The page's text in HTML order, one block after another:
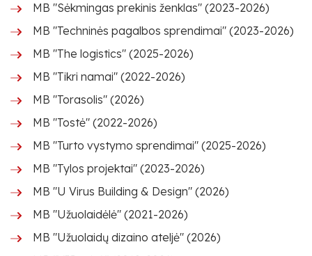
MB "Sėkmingas prekinis ženklas" (2023-2026)
MB "Techninės pagalbos sprendimai" (2023-2026)
MB "The logistics" (2025-2026)
MB "Tikri namai" (2022-2026)
MB "Torasolis" (2026)
MB "Tostė" (2022-2026)
MB "Turto vystymo sprendimai" (2025-2026)
MB "Tylos projektai" (2023-2026)
MB "U Virus Building & Design" (2026)
MB "Užuolaidėlė" (2021-2026)
MB "Užuolaidų dizaino ateljė" (2026)